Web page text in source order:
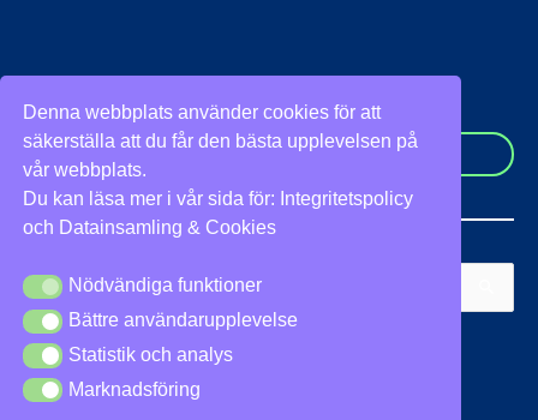
Denna webbplats använder cookies för att
säkerställa att du får den bästa upplevelsen på
vår webbplats.
Du kan läsa mer i vår sida för: Integritetspolicy
och Datainsamling & Cookies
Nödvändiga funktioner
Nödvändiga funktioner
Bättre användarupplevelse
Bättre användarupplevelse
Statistik och analys
Statistik och analys
Marknadsföring
Marknadsföring
Stockholm Norrtälje
Sök
efter: